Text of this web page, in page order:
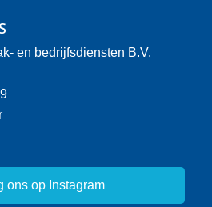
en bedrijfsdiensten B.V.
ons op Instagram